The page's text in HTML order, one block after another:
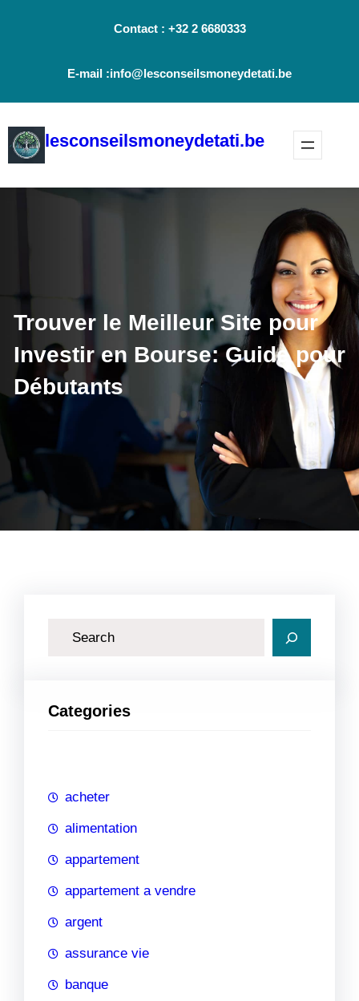
Contact : +32 2 6680333
E-mail :info@lesconseilsmoneydetati.be
lesconseilsmoneydetati.be
Trouver le Meilleur Site pour
Investir en Bourse: Guide pour
Débutants
h
Categories
acheter
alimentation
appartement
appartement a vendre
argent
assurance vie
banque